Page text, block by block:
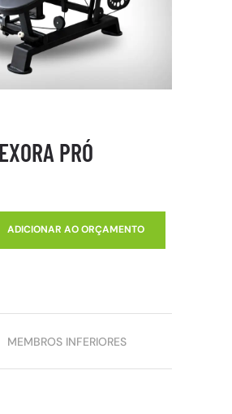
PRÓ
ADICIONAR AO ORÇAMENTO
MEMBROS INFERIORES